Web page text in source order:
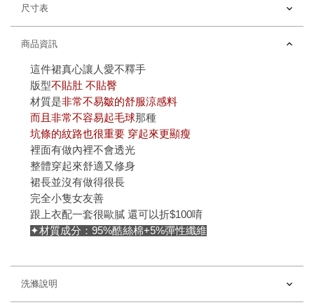
尺寸表
商品資訊
這件裙真心讓人愛不釋手
版型不貼肚 不貼臀
材質是非常不易皺的舒服涼感料
而且非常不容易起毛球那種
坑條的紋路也很重要 穿起來更顯瘦
裡面有做內裡不會透光
整體穿起來舒適又修身
裙長並沒有做得很長
完全小隻女友善
跟上衣配一套很歐膩 還可以折$100唷
✦材質成分：95%酷絲棉+5%彈性纖維
洗滌說明